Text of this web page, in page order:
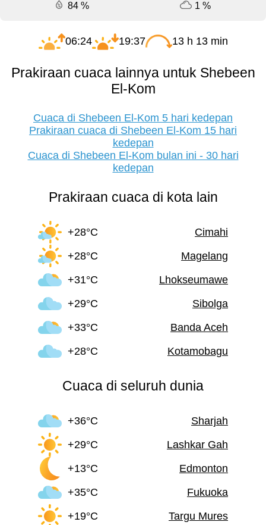
84 %
1 %
06:24 19:37 13 h 13 min
Prakiraan cuaca lainnya untuk Shebeen
El-Kom
Cuaca di Shebeen El-Kom 5 hari kedepan
Prakiraan cuaca di Shebeen El-Kom 15 hari
kedepan
Cuaca di Shebeen El-Kom bulan ini - 30 hari
kedepan
Prakiraan cuaca di kota lain
+28°C
Cimahi
+28°C
Magelang
+31°C
Lhokseumawe
+29°C
Sibolga
+33°C
Banda Aceh
+28°C
Kotamobagu
Cuaca di seluruh dunia
+36°C
Sharjah
+29°C
Lashkar Gah
+13°C
Edmonton
+35°C
Fukuoka
+19°C
Targu Mures